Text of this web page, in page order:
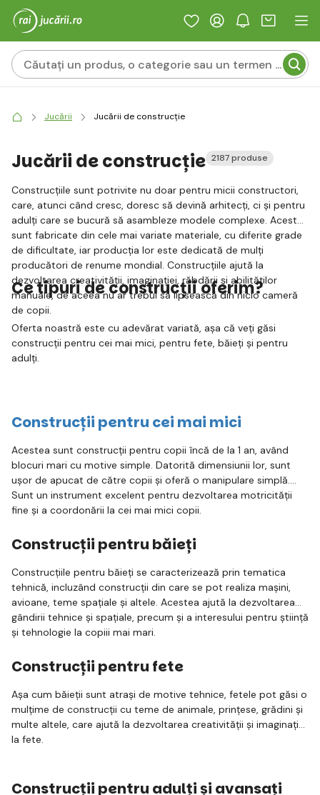
Jucării Jucării de construcție
Jucării de construcție 2187 produse
Construcțiile sunt potrivite nu doar pentru micii constructori,
care, atunci când cresc, doresc să devină arhitecți, ci și pentru
adulți care se bucură să asambleze modele complexe. Acestea
sunt fabricate din cele mai variate materiale, cu diferite grade
de dificultate, iar producția lor este dedicată de mulți
producători de renume mondial. Construcțiile ajută la
dezvoltarea creativității, imaginației, răbdării și abilităților
manuale, de aceea nu ar trebui să lipsească din nicio cameră
de copii.
Ce tipuri de construcții oferim?
Oferta noastră este cu adevărat variată, așa că veți găsi
construcții pentru cei mai mici, pentru fete, băieți și pentru
adulți.
Construcții pentru cei mai mici
Acestea sunt construcții pentru copii încă de la 1 an, având
blocuri mari cu motive simple. Datorită dimensiunii lor, sunt
ușor de apucat de către copii și oferă o manipulare simplă.
Sunt un instrument excelent pentru dezvoltarea motricității
fine și a coordonării la cei mai mici copii.
Construcții pentru băieți
Construcțiile pentru băieți se caracterizează prin tematica
tehnică, incluzând construcții din care se pot realiza mașini,
avioane, teme spațiale și altele. Acestea ajută la dezvoltarea
gândirii tehnice și spațiale, precum și a interesului pentru știință
și tehnologie la copiii mai mari.
Construcții pentru fete
Așa cum băieții sunt atrași de motive tehnice, fetele pot găsi o
mulțime de construcții cu teme de animale, prințese, grădini și
multe altele, care ajută la dezvoltarea creativității și imaginației
la fete.
Construcții pentru adulți și avansați